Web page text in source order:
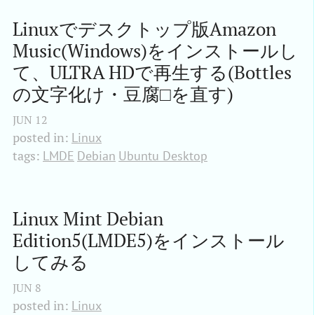
Linuxでデスクトップ版Amazon
Music(Windows)をインストールし
て、ULTRA HDで再生する(Bottles
の文字化け・豆腐□を直す)
JUN 12
posted in: Linux
tags: LMDE Debian Ubuntu Desktop
Linux Mint Debian
Edition5(LMDE5)をインストール
してみる
JUN 8
posted in: Linux